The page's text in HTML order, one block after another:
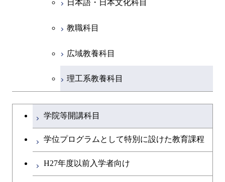
日本語・日本文化科目
教職科目
広域教養科目
理工系教養科目
学士課程を切り替える
学院等開講科目
学位プログラムとして特別に設けた教育課程
H27年度以前入学者向け